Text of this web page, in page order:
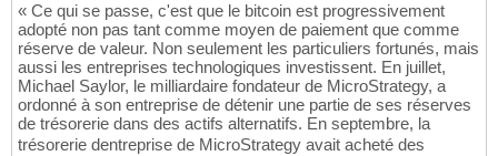
« Ce qui se passe, c'est que le bitcoin est progressivement
adopté non pas tant comme moyen de paiement que comme
réserve de valeur. Non seulement les particuliers fortunés, mais
aussi les entreprises technologiques investissent. En juillet,
Michael Saylor, le milliardaire fondateur de MicroStrategy, a
ordonné à son entreprise de détenir une partie de ses réserves
de trésorerie dans des actifs alternatifs. En septembre, la
trésorerie dentreprise de MicroStrategy avait acheté des